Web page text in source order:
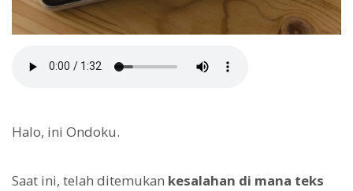
Halo, ini Ondoku.
Saat ini, telah ditemukan kesalahan di mana teks